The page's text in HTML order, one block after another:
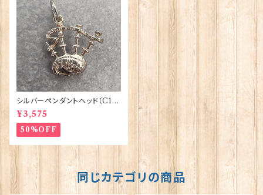
シルバーペンダントヘッド（C1
9）バグパイプ ORTAK 70158
¥3,575
50%OFF
同じカテゴリの商品